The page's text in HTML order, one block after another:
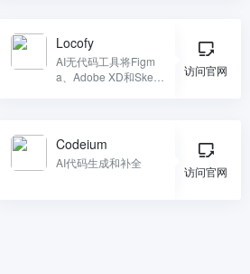
Locofy
AI无代码工具将Figm
a、Adobe XD和Sketc
访问官网
Codeium
AI代码生成和补全
访问官网